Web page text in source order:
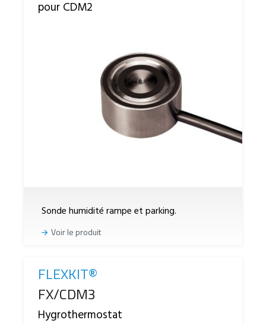
pour CDM2
Sonde humidité rampe et parking.
Voir le produit
FLEXKIT®
Reference
FX/CDM3
Hygrothermostat